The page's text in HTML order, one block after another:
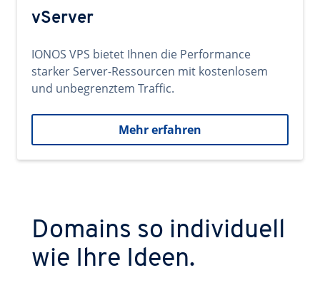
vServer
IONOS VPS bietet Ihnen die Performance
starker Server-Ressourcen mit kostenlosem
und unbegrenztem Traffic.
Mehr erfahren
Domains so individuell
wie Ihre Ideen.